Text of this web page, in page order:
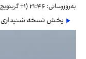
به‌روزرسانی: ۲۱:۴۶ (‎+۱ گرینویچ)
پخش نسخه شنیداری